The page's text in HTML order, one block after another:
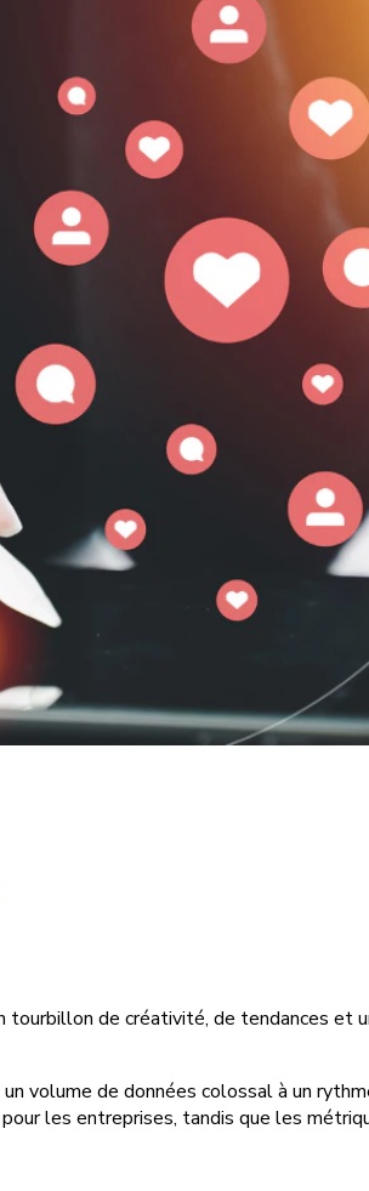
de créativité, de tendances et
volume de données colossal à un
les entreprises, tandis que les